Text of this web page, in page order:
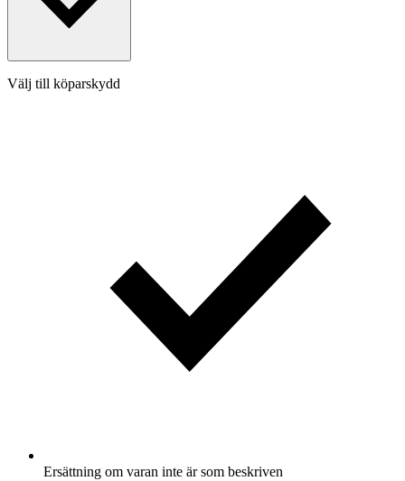
Välj till köparskydd
Ersättning om varan inte är som beskriven